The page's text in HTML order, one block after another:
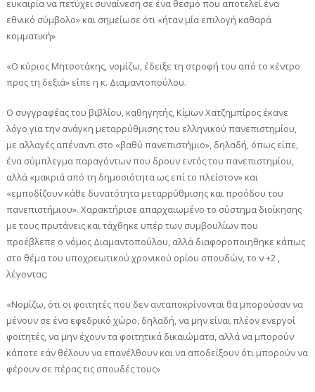
ευκαιρία να πετύχει συναίνεση σε ένα θεσμό που αποτελεί ένα
εθνικό σύμβολο» και σημείωσε ότι «ήταν μία επιλογή καθαρά
κομματική»
«Ο κύριος Μητσοτάκης, νομίζω, έδειξε τη στροφή του από το κέντρο
προς τη δεξιά» είπε η κ. Διαμαντοπούλου.
Ο συγγραφέας του βιβλίου, καθηγητής, Κίμων Χατζημπίρος έκανε
λόγο για την ανάγκη μεταρρύθμισης του ελληνικού πανεπιστημίου,
με αλλαγές απέναντι στο «βαθύ πανεπιστήμιο», δηλαδή, όπως είπε,
ένα σύμπλεγμα παραγόντων που δρουν εντός του πανεπιστημίου,
αλλά «μακριά από τη δημοσιότητα ως επί το πλείστον» και
«εμποδίζουν κάθε δυνατότητα μεταρρύθμισης και προόδου του
πανεπιστήμιου». Χαρακτήρισε απαρχαιωμένο το σύστημα διοίκησης
με τους πρυτάνεις και τάχθηκε υπέρ των συμβουλίων που
προέβλεπε ο νόμος Διαμαντοπούλου, αλλά διαφοροποιηθηκε κάπως
στο θέμα του υποχρεωτικού χρονικού ορίου σπουδών, το ν +2 ,
λέγοντας:
«Νομίζω, ότι οι φοιτητές που δεν ανταποκρίνονται θα μπορούσαν να
μένουν σε ένα εφεδρικό χώρο, δηλαδή, να μην είναι πλέον ενεργοί
φοιτητές, να μην έχουν τα φοιτητικά δικαιώματα, αλλά να μπορούν
κάποτε εάν θέλουν να επανέλθουν και να αποδείξουν ότι μπορούν να
φέρουν σε πέρας τις σπουδές τους»